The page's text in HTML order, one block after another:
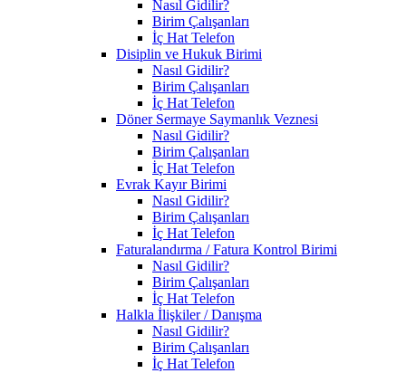
Nasıl Gidilir?
Birim Çalışanları
İç Hat Telefon
Disiplin ve Hukuk Birimi
Nasıl Gidilir?
Birim Çalışanları
İç Hat Telefon
Döner Sermaye Saymanlık Veznesi
Nasıl Gidilir?
Birim Çalışanları
İç Hat Telefon
Evrak Kayır Birimi
Nasıl Gidilir?
Birim Çalışanları
İç Hat Telefon
Faturalandırma / Fatura Kontrol Birimi
Nasıl Gidilir?
Birim Çalışanları
İç Hat Telefon
Halkla İlişkiler / Danışma
Nasıl Gidilir?
Birim Çalışanları
İç Hat Telefon